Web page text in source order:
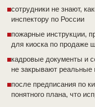
сотрудники не знают,
инспектору по России
пожарные инструкции,
для киоска по продаже
кадровые документы и
не закрывают реальные
после предписания по
понятного плана, что